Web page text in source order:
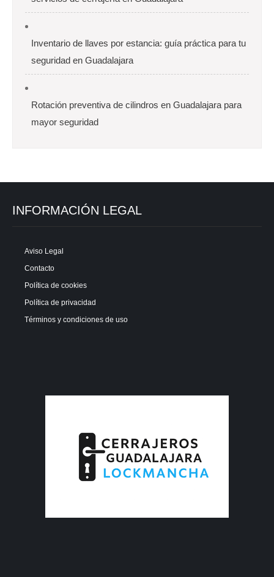
Inventario de llaves por estancia: guía práctica para tu
seguridad en Guadalajara
Rotación preventiva de cilindros en Guadalajara para
mayor seguridad
INFORMACIÓN LEGAL
Aviso Legal
Contacto
Política de cookies
Política de privacidad
Términos y condiciones de uso